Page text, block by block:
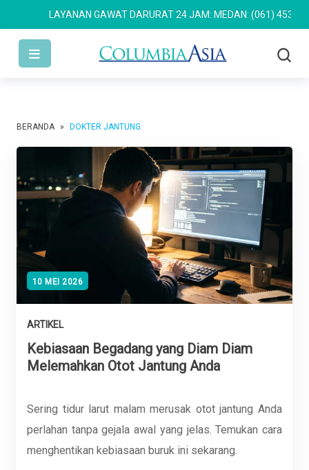
LAYANAN GAWAT DARURAT 24 JAM: MEDAN: (061) 4533 636
BERANDA » DOKTER JANTUNG
10 MEI 2026
ARTIKEL
Kebiasaan Begadang yang Diam Diam
Melemahkan Otot Jantung Anda
Sering tidur larut malam merusak otot jantung Anda
perlahan tanpa gejala awal yang jelas. Temukan cara
menghentikan kebiasaan buruk ini sekarang.